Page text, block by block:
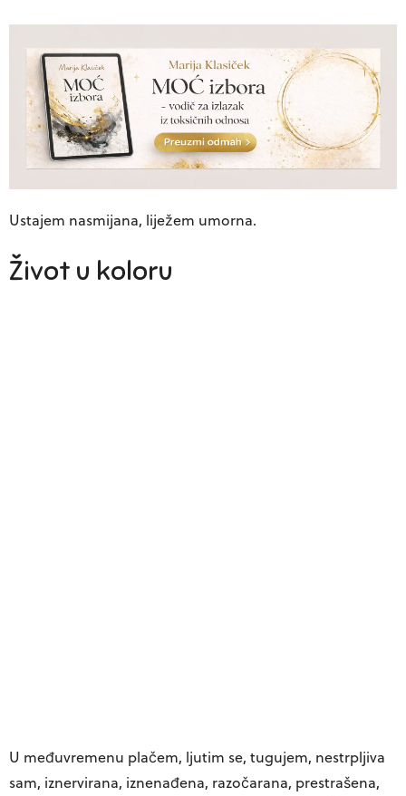
Ustajem nasmijana, liježem umorna.
Život u koloru
U međuvremenu plačem, ljutim se, tugujem, nestrpljiva
sam, iznervirana, iznenađena, razočarana, prestrašena,